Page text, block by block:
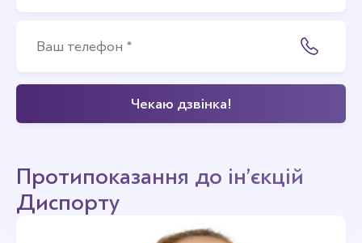
Протипоказання до ін’єкцій
Диспорту